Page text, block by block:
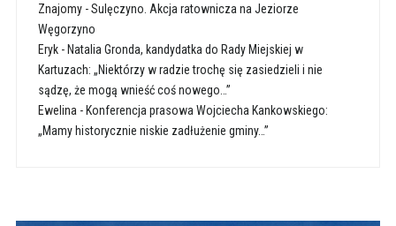
Znajomy-Sulęczyno. Akcja ratownicza na Jeziorze
Węgorzyno
Eryk- Natalia Gronda, kandydatka do Rady Miejskiej w
Kartuzach: „Niektórzy w radzie trochę się zasiedzieli i nie
sądzę, że mogą wnieść coś nowego…”
Ewelina - Konferencja prasowa Wojciecha Kankowskiego:
„Mamy historycznie niskie zadłużenie gminy…”